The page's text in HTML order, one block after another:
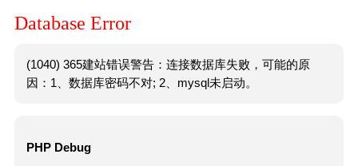
Database Error
(1040) 365建站错误警告：连接数据库失败，可能的原
因：1、数据库密码不对; 2、mysql未启动。
PHP Debug